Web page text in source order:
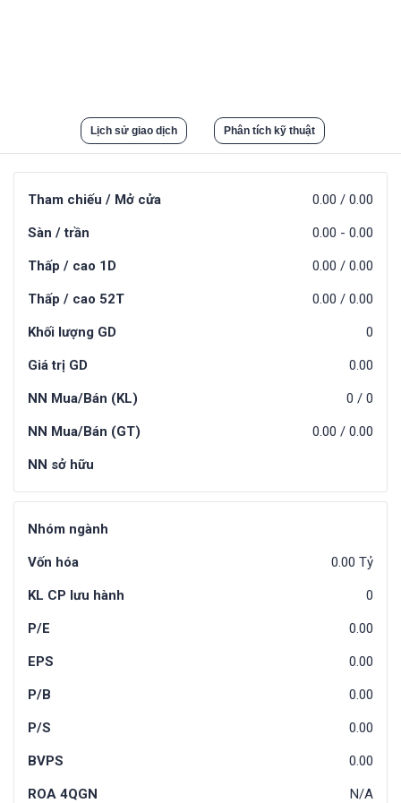
Lịch sử giao dịch Phân tích kỹ thuật
Tham chiếu / Mở cửa 0.00
/
0.00
Sàn / trần 0.00
-
0.00
Thấp / cao 1D 0.00
/
0.00
Thấp / cao 52T 0.00
/
0.00
Khối lượng GD 0
Giá trị GD 0.00
NN Mua/Bán (KL) 0
/
0
NN Mua/Bán (GT) 0.00
/
0.00
NN sở hữu
Nhóm ngành
Vốn hóa 0.00 Tỷ
KL CP lưu hành 0
P/E 0.00
EPS 0.00
P/B 0.00
P/S 0.00
BVPS 0.00
ROA 4QGN N/A